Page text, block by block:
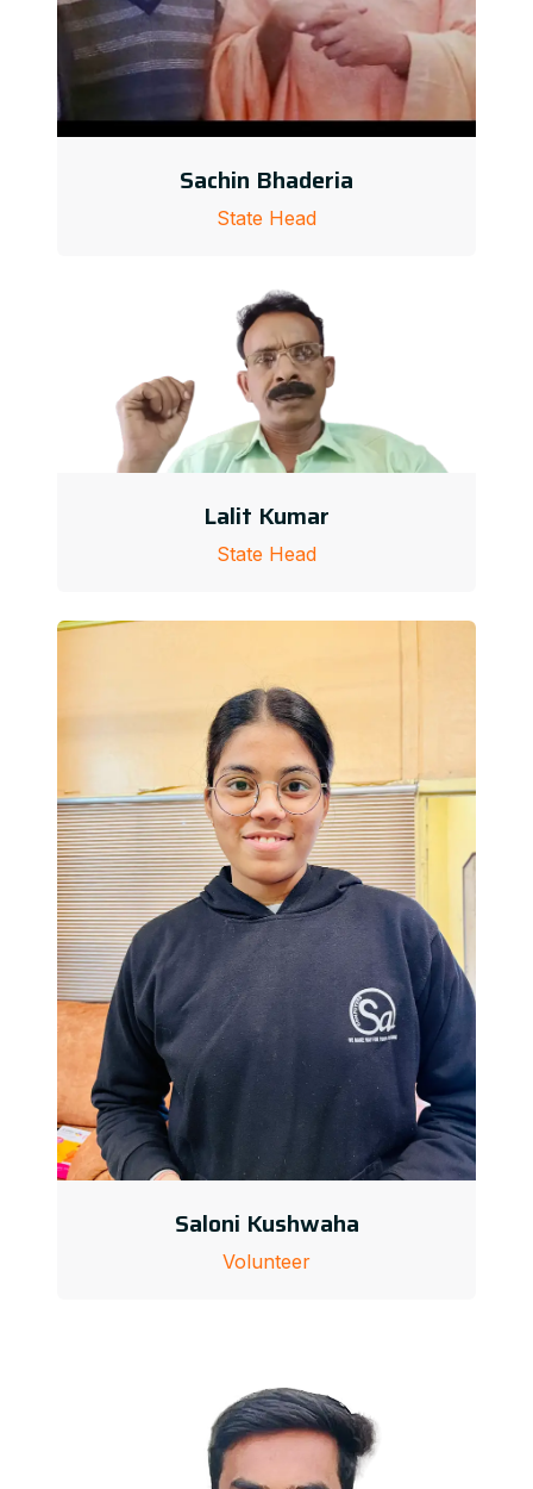
Sachin Bhaderia
State Head
Lalit Kumar
State Head
Saloni Kushwaha
Volunteer